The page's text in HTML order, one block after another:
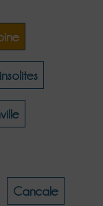
Cancale